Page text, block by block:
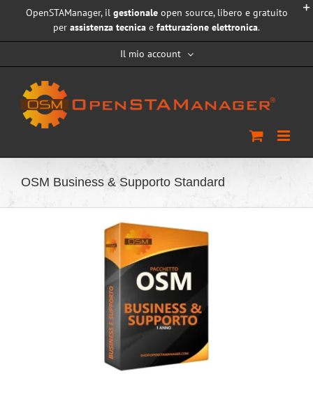
OpenSTAManager, il gestionaleopen source, libero e gratuito
per assistenza tecnica e fatturazione elettronica.
Il mio account
OSM Business & Supporto Standard